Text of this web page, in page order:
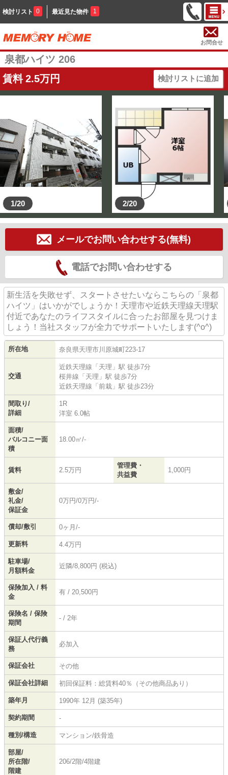
検討リスト 0 最近見た物件 1
お問合せ
泉都ハイツ 206
賃料 2.5万円 検討リストに追加
1/20 2/20
メールでお問い合わせする(無料)
電話でお問い合わせする
新生活を失敗せず、スタートさせたいならこちらの「泉都
ハイツ」はいかがでしょうか！天理市や近鉄天理線天理駅
付近であなたのライフスタイルに合ったお部屋を見つけま
しょう！当社スタッフが全力でサポートいたします(^o^)
所在地 奈良県天理市 川原城町223-17
交通
近鉄天理線 「 天理 」駅 徒歩7分
桜井線 「 天理 」駅 徒歩7分
近鉄天理線 「 前栽 」駅 徒歩23分
間取り/
詳細
1R
洋室 6.0帖
面積/
バルコニー面
積
18.00㎡/-
賃料 2.5万円
管理費・
共益費
1,000円
敷金/
礼金/
保証金
0万円/0万円/-
償却/敷引 0ヶ月/-
更新料 4.4万円
駐車場/
月額料金
近隣/8,800円 (税込)
保険加入 / 料
金
有 / 20,500円
保険名 / 保険
期間
- / 2年
保証人代行義
務
必加入
保証会社 その他
保証会社詳細 初回保証料：総賃料40％（その他商品あり）
築年月 1990年 12月 (築35年)
契約期間 -
種別/構造 マンション/鉄骨造
部屋/
所在階/
階建
206/2階/4階建